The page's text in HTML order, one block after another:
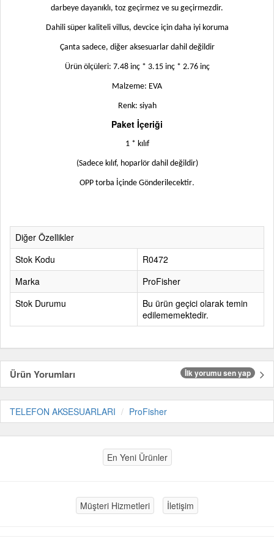
darbeye dayanıklı, toz geçirmez ve su geçirmezdir.
Dahili süper kaliteli villus, devcice için daha iyi koruma
Çanta sadece, diğer aksesuarlar dahil değildir
Ürün ölçüleri: 7.48 inç * 3.15 inç * 2.76 inç
Malzeme: EVA
Renk: siyah
Paket İçeriği
1 * kılıf
(Sadece kılıf, hoparlör dahil değildir)
OPP torba İçinde Gönderilecektir.
Diğer Özellikler
Stok Kodu
R0472
Marka
ProFisher
Stok Durumu
Bu ürün geçici olarak temin
edilememektedir.
Ürün Yorumları İlk yorumu sen yap
TELEFON AKSESUARLARI ProFisher
En Yeni Ürünler
Müşteri Hizmetleri İletişim